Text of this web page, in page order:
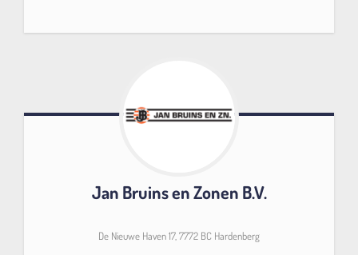
Jan Bruins en Zonen B.V.
De Nieuwe Haven 17, 7772 BC Hardenberg